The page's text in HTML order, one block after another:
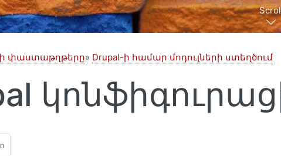
ի փաստաթղթերը Drupal-ի համար մոդուլների ստեղծում